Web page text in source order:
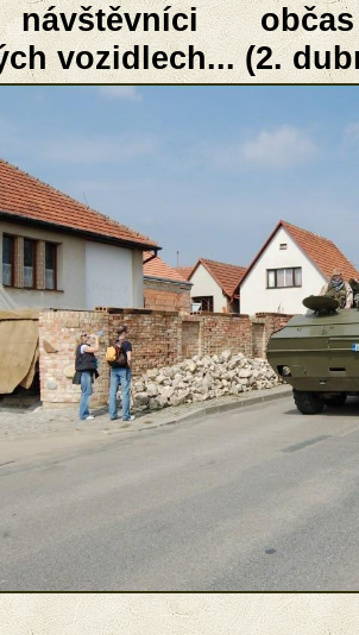
návštěvníci
vozidlech... (2.